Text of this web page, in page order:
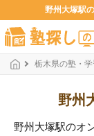
野州大塚駅
栃木県の塾・
野州
野州大塚駅のオ